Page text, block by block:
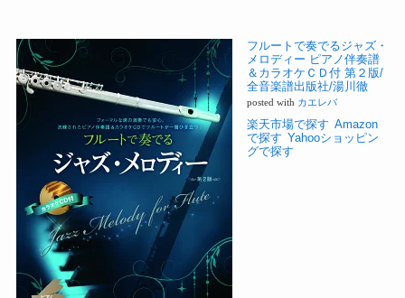
フルートで奏でるジャズ・
メロディー ピアノ伴奏譜
＆カラオケＣＤ付 第２版/
全音楽譜出版社/湯川徹
posted with カエレバ
楽天市場で探す Amazon
で探す Yahooショッピン
グで探す